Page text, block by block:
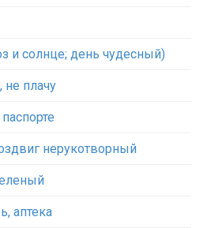
и солнце; день чудесный)
плачу
нерукотворный
аптека